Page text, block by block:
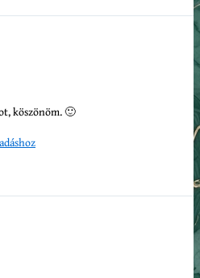
köszönöm. 🙂